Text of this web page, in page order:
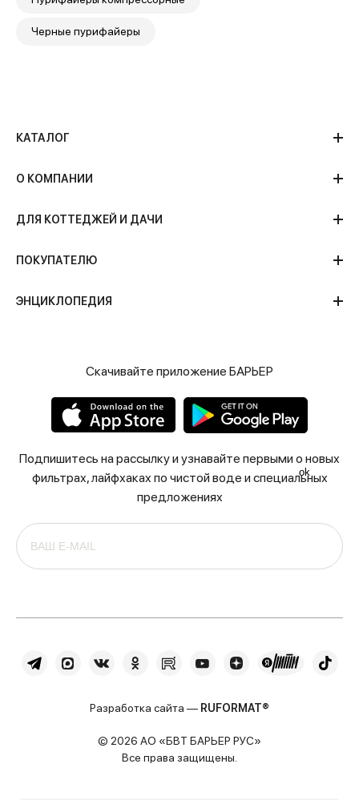
Кейс: Мерседес-Бенц.
Как сэкономить 500
Черные пурифайеры
КАТАЛОГ
О КОМПАНИИ
ДЛЯ КОТТЕДЖЕЙ И ДАЧИ
ПОКУПАТЕЛЮ
ЭНЦИКЛОПЕДИЯ
Скачивайте приложение БАРЬЕР
Подпишитесь на рассылку и узнавайте первыми о новых
фильтрах, лайфхаках по чистой воде и специальных
предложениях
ok
Разработка сайта — RUFORMAT®
© 2026 АО «БВТ БАРЬЕР РУС»
Все права защищены.